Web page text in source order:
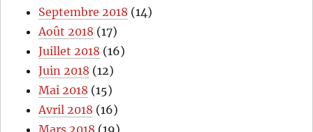
Septembre 2018 (14)
Août 2018 (17)
Juillet 2018 (16)
Juin 2018 (12)
Mai 2018 (15)
Avril 2018 (16)
Mars 2018 (19)